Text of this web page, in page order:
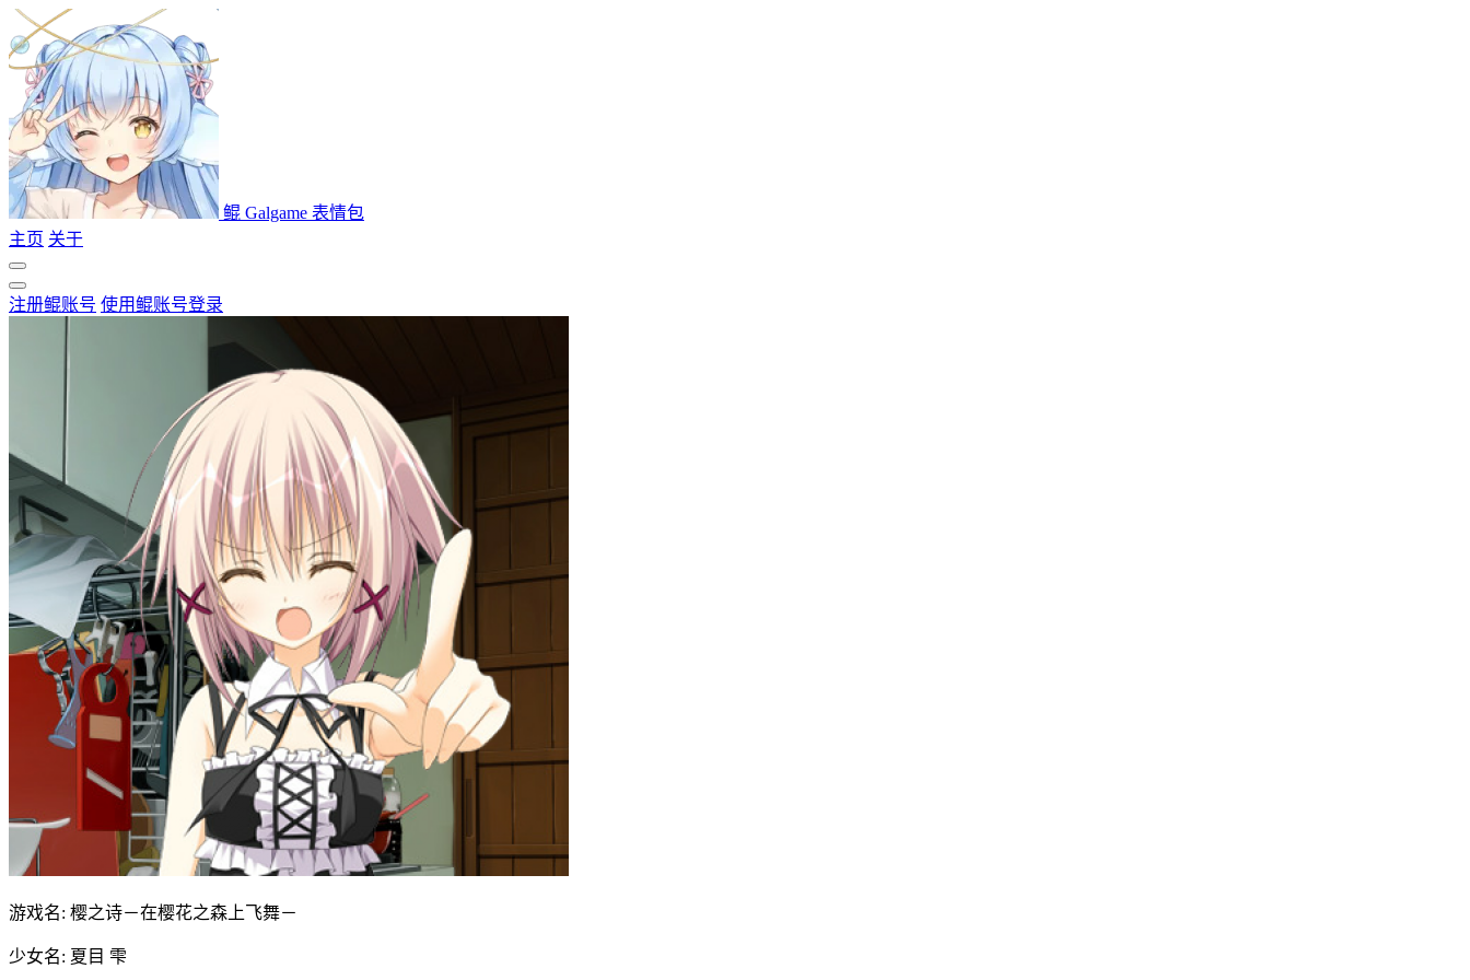
鲲 Galgame 表情包
主页 关于
注册鲲账号 使用鲲账号登录
游戏名: 樱之诗－在樱花之森上飞舞－
少女名: 夏目 雫